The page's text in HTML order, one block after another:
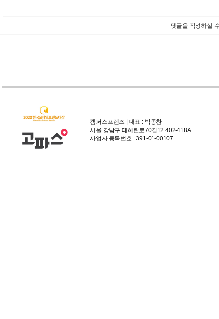
댓글을 작성하실
캠퍼스프렌즈 | 대표 : 박종찬
서울 강남구 테헤란로70길12 402-418A
사업자 등록번호 : 391-01-00107